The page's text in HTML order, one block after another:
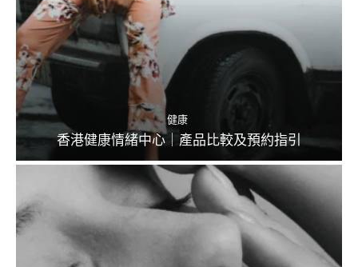
健康
香港健康情緒中心｜產品比較及預約指引